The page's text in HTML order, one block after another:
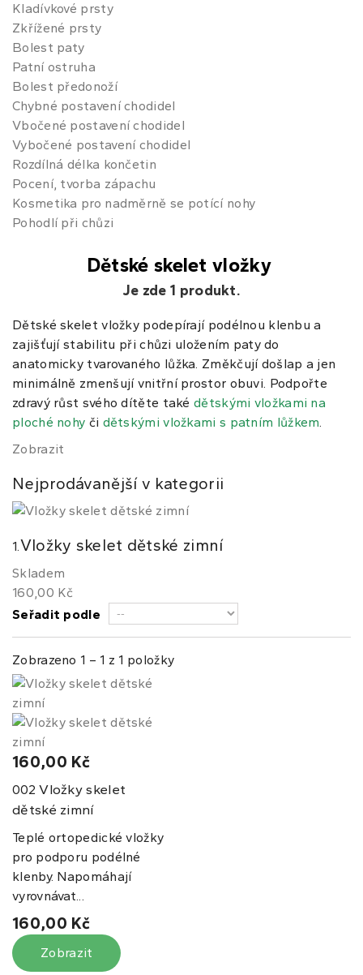
Kladívkové prsty
Zkřížené prsty
Bolest paty
Patní ostruha
Bolest předonoží
Chybné postavení chodidel
Vbočené postavení chodidel
Vybočené postavení chodidel
Rozdílná délka končetin
Pocení, tvorba zápachu
Kosmetika pro nadměrně se potící nohy
Pohodlí při chůzi
Dětské skelet vložky
Je zde 1 produkt.
Dětské skelet vložky podepírají podélnou klenbu a
zajišťují stabilitu při chůzi uložením paty do
anatomicky tvarovaného lůžka. Změkčují došlap a jen
minimálně zmenšují vnitřní prostor obuvi. Podpořte
zdravý růst svého dítěte také dětskými vložkami na
ploché nohy či dětskými vložkami s patním lůžkem.
Zobrazit
Nejprodávanější v kategorii
1.Vložky skelet dětské zimní
Skladem
160,00 Kč
Seřadit podle
Zobrazeno 1 – 1 z 1 položky
160,00 Kč
002 Vložky skelet
dětské zimní
Teplé ortopedické vložky
pro podporu podélné
klenby. Napomáhají
vyrovnávat...
160,00 Kč
Zobrazit